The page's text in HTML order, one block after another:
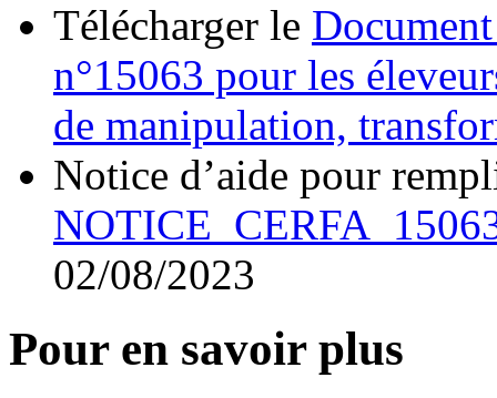
Télécharger le
n°15063 pour les
de manipulation,
Notice d’aide pour
02/08/2023
Pour en savoir plus